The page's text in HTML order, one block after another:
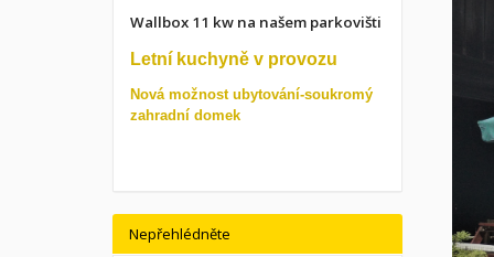
Wallbox 11 kw na našem parkovišti
Letní kuchyně v provozu
Nová možnost ubytování-soukromý
zahradní domek
Nepřehlédněte